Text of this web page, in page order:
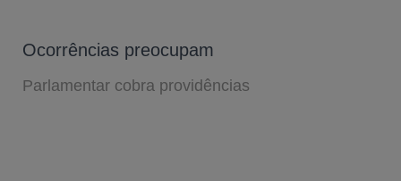
Ocorrências preocupam
Parlamentar cobra providências